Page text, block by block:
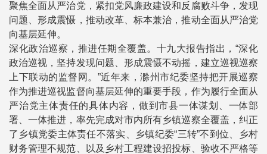
聚焦全面从严治党，紧扣党风廉政建设和反腐败斗争，发现
问题、形成震慑，推动改革、标本兼治，推动全面从严治党
向基层延伸。
深化政治巡察，推进任期全覆盖。十九大报告指出，“深化
政治巡视，坚持发现问题、形成震慑不动摇，建立巡视巡察
上下联动的监督网。”近年来，滁州市纪委坚持把开展巡察
作为推进巡视监督向基层延伸的重要手段，作为履行全面从
严治党主体责任的具体内容，做到市县一体谋划、一体部
署、一体推进，率先完成对市内所有乡镇巡察全覆盖，纠正
了乡镇党委主体责任不落实、乡镇纪委“三转”不到位、乡村
财务管理不规范、以及乡村工程建设招投标、验收不严格等